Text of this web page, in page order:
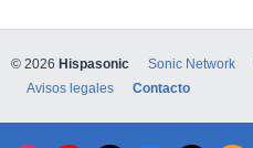
© 2026 Hispasonic Sonic Network
Avisos legales
Contacto